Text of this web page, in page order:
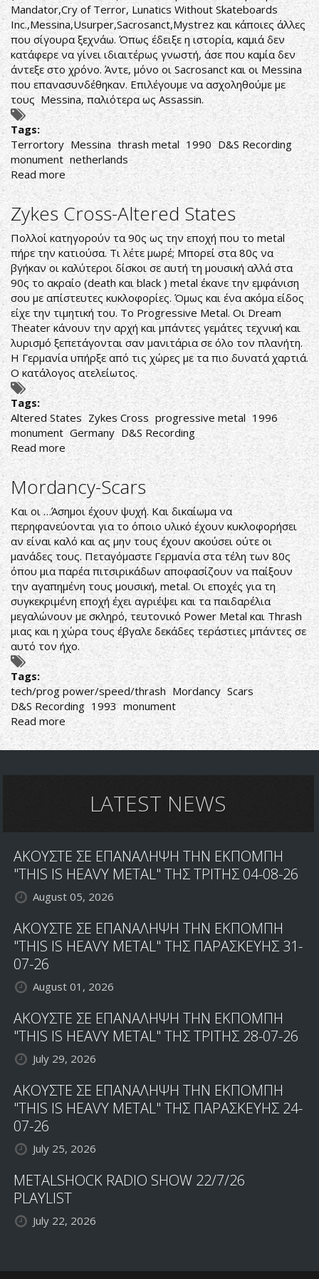
Mandator,Cry of Terror, Lunatics Without Skateboards
Inc.,Messina,Usurper,Sacrosanct,Mystrez και κάποιες άλλες
που σίγουρα ξεχνάω. Όπως έδειξε η ιστορία, καμιά δεν
κατάφερε να γίνει ιδιαιτέρως γνωστή, άσε που καμία δεν
άντεξε στο χρόνο. Άντε, μόνο οι Sacrosanct και οι Messina
που επανασυνδέθηκαν. Επιλέγουμε να ασχοληθούμε με
τους Messina, παλιότερα ως Assassin.
Tags:
Terrortory Messina thrash metal 1990 D&S Recording
monument netherlands
Read more about
Messina-
Terrortory
Zykes Cross-Altered States
Πολλοί κατηγορούν τα 90ς ως την εποχή που το metal
πήρε την κατιούσα. Τι λέτε μωρέ; Μπορεί στα 80ς να
βγήκαν οι καλύτεροι δίσκοι σε αυτή τη μουσική αλλά στα
90ς το ακραίο (death και black ) metal έκανε την εμφάνιση
σου με απίστευτες κυκλοφορίες. Όμως και ένα ακόμα είδος
είχε την τιμητική του. Το Progressive Metal. Οι Dream
Theater κάνουν την αρχή και μπάντες γεμάτες τεχνική και
λυρισμό ξεπετάγονται σαν μανιτάρια σε όλο τον πλανήτη.
Η Γερμανία υπήρξε από τις χώρες με τα πιο δυνατά χαρτιά.
Ο κατάλογος ατελείωτος.
Tags:
Altered States Zykes Cross progressive metal 1996
monument Germany D&S Recording
Read more about
Zykes
Cross-
Altered
States
Mordancy-Scars
Και οι …Άσημοι έχουν ψυχή. Και δικαίωμα να
περηφανεύονται για το όποιο υλικό έχουν κυκλοφορήσει
αν είναι καλό και ας μην τους έχουν ακούσει ούτε οι
μανάδες τους. Πεταγόμαστε Γερμανία στα τέλη των 80ς
όπου μια παρέα πιτσιρικάδων αποφασίζουν να παίξουν
την αγαπημένη τους μουσική, metal. Οι εποχές για τη
συγκεκριμένη εποχή έχει αγριέψει και τα παιδαρέλια
μεγαλώνουν με σκληρό, τευτονικό Power Metal και Thrash
μιας και η χώρα τους έβγαλε δεκάδες τεράστιες μπάντες σε
αυτό τον ήχο.
Tags:
tech/prog power/speed/thrash Mordancy Scars
D&S Recording 1993 monument
Read more about
Mordancy-
Scars
LATEST NEWS
ΑΚΟΥΣΤΕ ΣΕ ΕΠΑΝΑΛΗΨΗ ΤΗΝ ΕΚΠΟΜΠΗ
"THIS IS HEAVY METAL" ΤΗΣ ΤΡΙΤΗΣ 04-08-26
August 05, 2026
ΑΚΟΥΣΤΕ ΣΕ ΕΠΑΝΑΛΗΨΗ ΤΗΝ ΕΚΠΟΜΠΗ
"THIS IS HEAVY METAL" ΤΗΣ ΠΑΡΑΣΚΕΥΗΣ 31-
07-26
August 01, 2026
ΑΚΟΥΣΤΕ ΣΕ ΕΠΑΝΑΛΗΨΗ ΤΗΝ ΕΚΠΟΜΠΗ
"THIS IS HEAVY METAL" ΤΗΣ ΤΡΙΤΗΣ 28-07-26
July 29, 2026
ΑΚΟΥΣΤΕ ΣΕ ΕΠΑΝΑΛΗΨΗ ΤΗΝ ΕΚΠΟΜΠΗ
"THIS IS HEAVY METAL" ΤΗΣ ΠΑΡΑΣΚΕΥΗΣ 24-
07-26
July 25, 2026
METALSHOCK RADIO SHOW 22/7/26
PLAYLIST
July 22, 2026